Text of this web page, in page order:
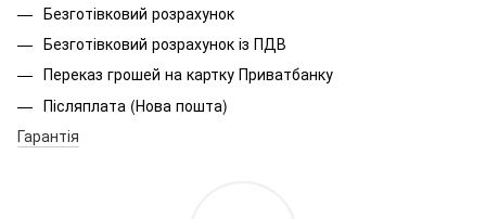
Безготівковий розрахунок
Безготівковий розрахунок із ПДВ
Переказ грошей на картку Приватбанку
Післяплата (Нова пошта)
Гарантія